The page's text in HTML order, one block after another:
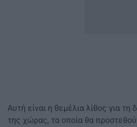
Αυτή είναι η θεμέλια λίθος για
της χώρας, τα οποία θα